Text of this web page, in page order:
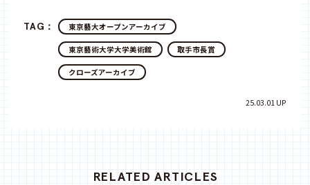
TAG： 東京藝大オープンアーカイブ
東京藝術大学大学美術館 取手市長賞
クローズアーカイブ
25.03.01 UP
RELATED ARTICLES